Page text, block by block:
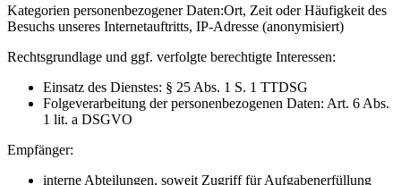
Kategorien personenbezogener Daten:Ort, Zeit oder Häufigkeit des
Besuchs unseres Internetauftritts, IP-Adresse (anonymisiert)
Rechtsgrundlage und ggf. verfolgte berechtigte Interessen:
Einsatz des Dienstes: § 25 Abs. 1 S. 1 TTDSG
Folgeverarbeitung der personenbezogenen Daten: Art. 6 Abs.
1 lit. a DSGVO
Empfänger:
interne Abteilungen, soweit Zugriff für Aufgabenerfüllung